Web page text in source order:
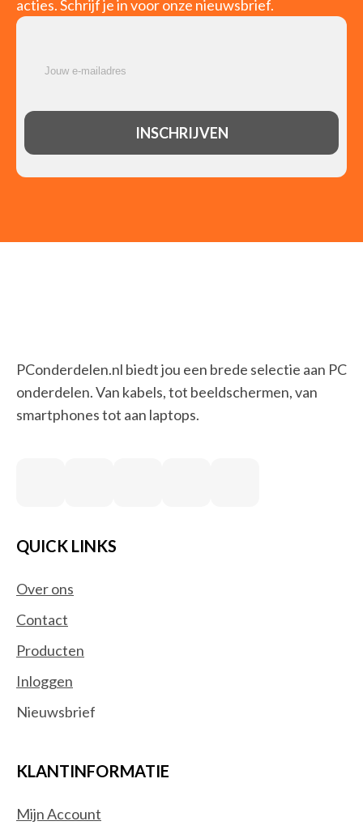
acties. Schrijf je in voor onze nieuwsbrief.
PConderdelen.nl biedt jou een brede selectie aan PC
onderdelen. Van kabels, tot beeldschermen, van
smartphones tot aan laptops.
QUICK LINKS
Over ons
Contact
Producten
Inloggen
Nieuwsbrief
KLANTINFORMATIE
Mijn Account